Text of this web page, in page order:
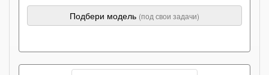
Подбери модель (под свои задачи)